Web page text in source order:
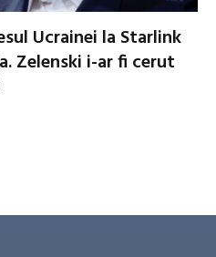
Ucrainei la Starlink
Zelenski i-ar fi cerut